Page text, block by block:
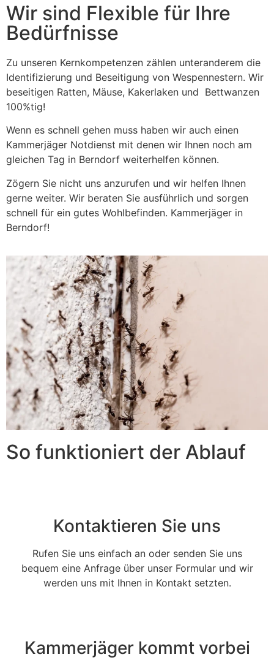
Wir sind Flexible für Ihre
Bedürfnisse
Zu unseren Kernkompetenzen zählen unteranderem die
Identifizierung und Beseitigung von Wespennestern. Wir
beseitigen Ratten, Mäuse, Kakerlaken und Bettwanzen
100%tig!
Wenn es schnell gehen muss haben wir auch einen
Kammerjäger Notdienst mit denen wir Ihnen noch am
gleichen Tag in Berndorf weiterhelfen können.
Zögern Sie nicht uns anzurufen und wir helfen Ihnen
gerne weiter. Wir beraten Sie ausführlich und sorgen
schnell für ein gutes Wohlbefinden. Kammerjäger in
Berndorf!
So funktioniert der Ablauf
Kontaktieren Sie uns
Rufen Sie uns einfach an oder senden Sie uns
bequem eine Anfrage über unser Formular und wir
werden uns mit Ihnen in Kontakt setzten.
Kammerjäger kommt vorbei